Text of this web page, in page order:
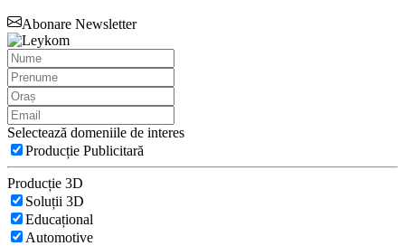
Abonare Newsletter
Selectează domeniile de interes
Producție Publicitară
Producție 3D
Soluții 3D
Educațional
Automotive